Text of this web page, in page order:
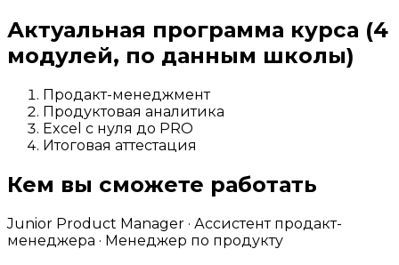
Актуальная программа курса (4
модулей, по данным школы)
Продакт-менеджмент
Продуктовая аналитика
Excel с нуля до PRO
Итоговая аттестация
Кем вы сможете работать
Junior Product Manager · Ассистент продакт-
менеджера · Менеджер по продукту